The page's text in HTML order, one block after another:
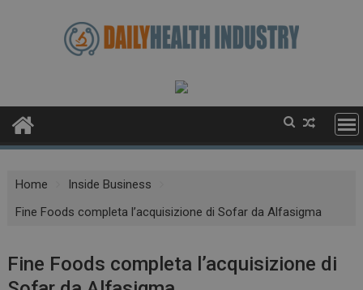
Home
Inside Business
Fine Foods completa l’acquisizione di Sofar da Alfasigma
Fine Foods completa l’acquisizione di